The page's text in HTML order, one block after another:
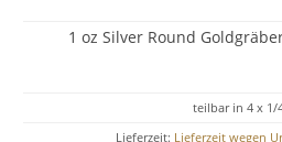
1 oz Silver Round
teilbar in 4 x 1/
Lieferzeit: Lieferzeit wegen